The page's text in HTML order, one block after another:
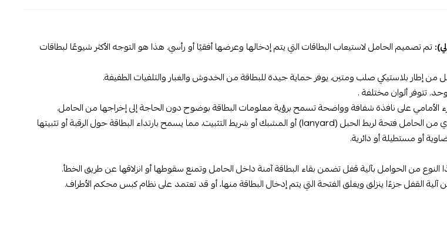
تم تصميم الحامل لاستيعاب البطاقات التي يتم إدخالها وعرضها أفقيًا أو رأسي. هذا هو التوجه الأكثر شيوعًا لبطاقات
من إطار بلاستيكي صلب ومتين، يوفر حماية جيدة للبطاقة من الخدوش والغبار والتلفيات الطفيفة.
تتوفر ألوان مختلفة .
الأمامي على نافذة شفافة وواضحة تسمح برؤية معلومات البطاقة بوضوح دون الحاجة إلى إخراجها من الحامل.
يوجد في الجزء العلوي من الحامل فتحة لربط الحبل (lanyard) أو المشبك أو شريط التثبيت، مما يسمح بارتداء البطاقة حول الرقبة أو تثبيتها
أو مستطيلة أو دائرية.
النوع من الحوامل بآلية قفل تضمن بقاء البطاقة آمنة داخل الحامل وتمنع سقوطها أو انزلاقها عن طريق الخطأ.
القفل جزءًا ينزلق ويغلق الفتحة التي يتم إدخال البطاقة منها، أو قد تعتمد على نظام كبس محكم الأطراف.